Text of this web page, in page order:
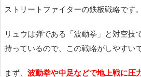
ストリートファイターの鉄板戦略です。
リュウは弾である「波動拳」と対空技
持っているので、この戦略がしやすいで
まず、 波動拳や中足などで地上戦に圧